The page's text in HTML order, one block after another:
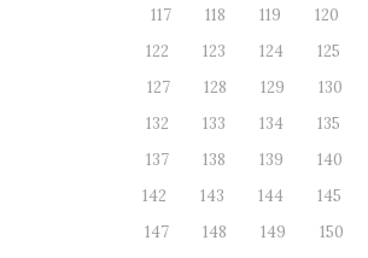
117
118 119 120
122
123 124 125
127
128 129 130
132
133 134 135
137
138 139 140
142
143 144 145
147
148 149 150